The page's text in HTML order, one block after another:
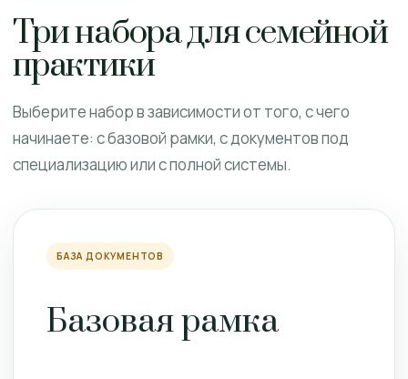
Три набора для семейной
практики
Выберите набор в зависимости от того, с чего
начинаете: с базовой рамки, с документов под
специализацию или с полной системы.
БАЗА ДОКУМЕНТОВ
Базовая рамка